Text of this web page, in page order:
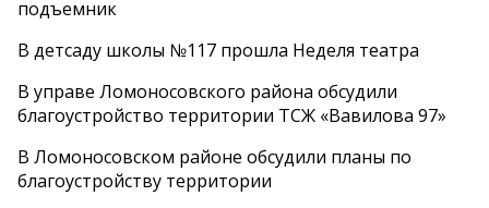
подъемник
В детсаду школы №117 прошла Неделя театра
В управе Ломоносовского района обсудили
благоустройство территории ТСЖ «Вавилова 97»
В Ломоносовском районе обсудили планы по
благоустройству территории